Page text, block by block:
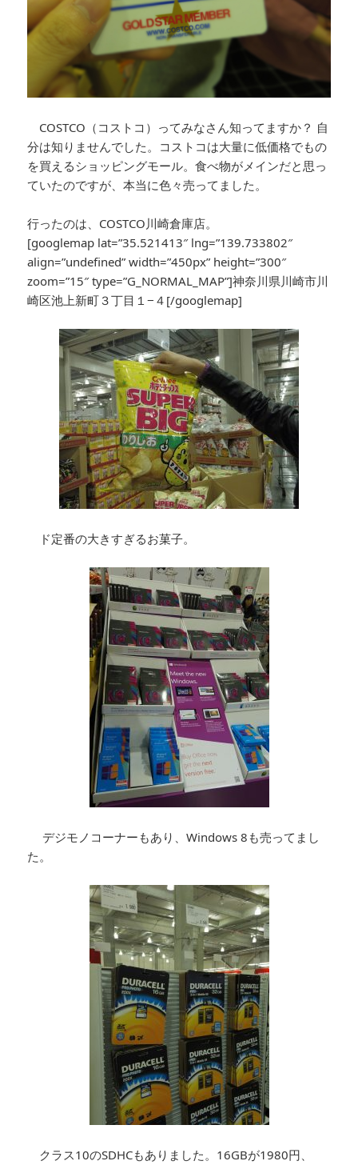
COSTCO（コストコ）ってみなさん知ってますか？ 自
分は知りませんでした。コストコは大量に低価格でもの
を買えるショッピングモール。食べ物がメインだと思っ
ていたのですが、本当に色々売ってました。
行ったのは、COSTCO川崎倉庫店。
[googlemap lat=”35.521413″ lng=”139.733802″
align=”undefined” width=”450px” height=”300″
zoom=”15″ type=”G_NORMAL_MAP”]神奈川県川崎市川
崎区池上新町３丁目１−４[/googlemap]
ド定番の大きすぎるお菓子。
デジモノコーナーもあり、Windows 8も売ってまし
た。
クラス10のSDHCもありました。16GBが1980円、